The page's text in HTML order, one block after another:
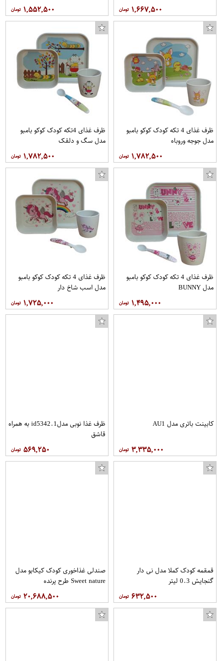
۱,۶۶۷,۵۰۰ ۱,۵۵۲,۵۰۰
ظرف غذای 4 تکه کودک کوکو بامبو
مدل جوجه وروباه
۱,۷۸۲,۵۰۰
ظرف غذای 4تکه کودک کوکو بامبو
مدل سگ و دلقک
۱,۷۸۲,۵۰۰
ظرف غذای 4 تکه کودک کوکو بامبو
مدل BUNNY
۱,۴۹۵,۰۰۰
ظرف غذای 4 تکه کودک کوکو بامبو
مدل اسب شاخ دار
۱,۷۲۵,۰۰۰
کابینت باتری مدل AU1
۳,۳۳۵,۰۰۰
ظرف غذا نوبی مدلid5342.1 به همراه
قاشق
۵۶۹,۲۵۰
قمقمه کودک کملا مدل نی دار
گنجایش 0.3 لیتر
۶۳۲,۵۰۰
صندلی غذاخوری کودک کیکابو مدل
Sweet nature طرح پرنده
۲۰,۶۸۸,۵۰۰